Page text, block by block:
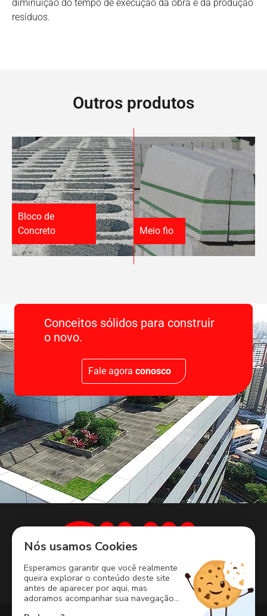
diminuição do tempo de execução da obra e da produção
resíduos.
Outros produtos
Bloco de
Concreto
Meio fio
Conceitos sólidos para construir
o novo.
Fale agora conosco
Nós usamos Cookies
Esperamos garantir que você realmente
queira explorar o conteúdo deste site
antes de aparecer por aqui, mas
adoramos acompanhar sua navegação...